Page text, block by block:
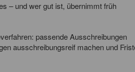
– und wer gut ist, übernimmt früh
passende Ausschreibungen
ausschreibungsreif machen und